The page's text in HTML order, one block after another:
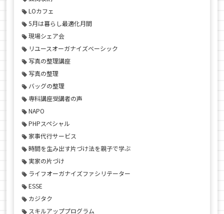
LOカフェ
5月は暮らし最適化月間
現場シェア会
リユースオーガナイズベーシック
写真の整理講座
写真の整理
バッグの整理
専科講座受講者の声
NAPO
PHPスペシャル
家事代行サービス
時間を生み出す片づけ法を親子で学ぶ
実家の片づけ
ライフオーガナイズファシリテーター
ESSE
カジタク
スキルアッププログラム